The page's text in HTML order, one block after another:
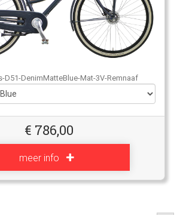
D51-DenimMatteBlue-Mat-3V-Remnaaf
€ 786,00
meer info